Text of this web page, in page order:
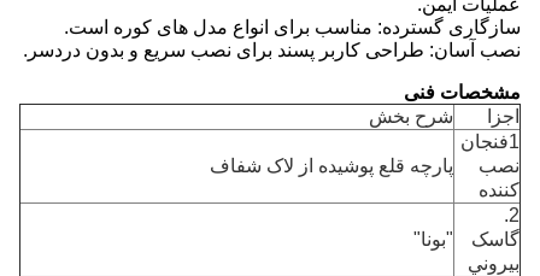
عملیات ایمن.
سازگاری گسترده: مناسب برای انواع مدل های کوره است.
نصب آسان: طراحی کاربر پسند برای نصب سریع و بدون دردسر.
مشخصات فنی
اجزا
شرح بخش
1فنجان
نصب
کننده
پارچه قلع پوشیده از لاک شفاف
2.
گاسک
بيروني
"بونا"